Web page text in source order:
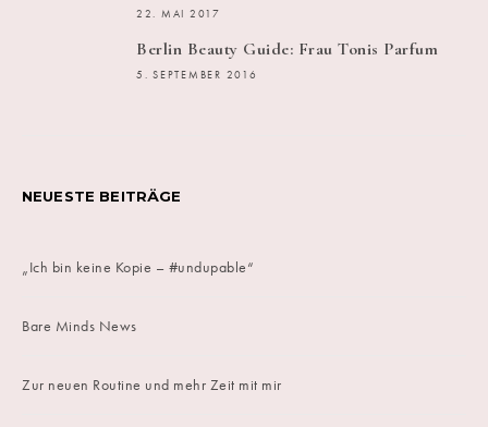
22. MAI 2017
Berlin Beauty Guide: Frau Tonis Parfum
5. SEPTEMBER 2016
NEUESTE BEITRÄGE
„Ich bin keine Kopie – #undupable“
Bare Minds News
Zur neuen Routine und mehr Zeit mit mir